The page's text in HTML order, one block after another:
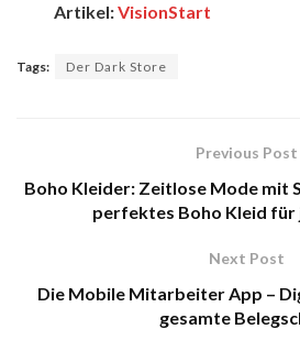
Artikel:VisionStart
Tags: Der Dark Store
Previous Post
Boho Kleider: Zeitlose Mode mit
perfektes Boho Kleid für
Next Post
Die Mobile Mitarbeiter App –
gesamte